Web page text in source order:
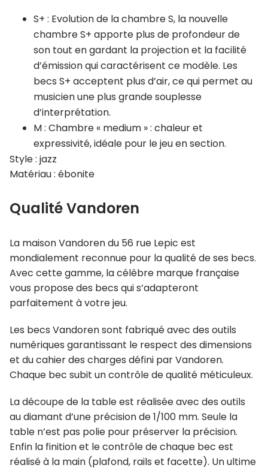
S+ : Evolution de la chambre S, la nouvelle
chambre S+ apporte plus de profondeur de
son tout en gardant la projection et la facilité
d’émission qui caractérisent ce modèle. Les
becs S+ acceptent plus d’air, ce qui permet au
musicien une plus grande souplesse
d’interprétation.
M : Chambre « medium » : chaleur et
expressivité, idéale pour le jeu en section.
Style : jazz
Matériau : ébonite
Qualité Vandoren
La maison Vandoren du 56 rue Lepic est
mondialement reconnue pour la qualité de ses becs.
Avec cette gamme, la célèbre marque française
vous propose des becs qui s’adapteront
parfaitement à votre jeu.
Les becs Vandoren sont fabriqué avec des outils
numériques garantissant le respect des dimensions
et du cahier des charges défini par Vandoren.
Chaque bec subit un contrôle de qualité méticuleux.
La découpe de la table est réalisée avec des outils
au diamant d’une précision de 1/100 mm. Seule la
table n’est pas polie pour préserver la précision.
Enfin la finition et le contrôle de chaque bec est
réalisé à la main (plafond, rails et facette). Un ultime